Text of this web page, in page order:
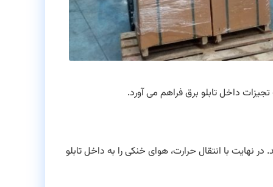
داخل تابلو برق فراهم می آورد.
نهایت با انتقال حرارت، هوای خنکی را به داخل تابلو